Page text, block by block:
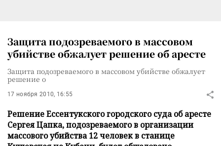
Защита подозреваемого в массовом
убийстве обжалует решение об аресте
Защита подозреваемого в массовом убийстве обжалует
решение о
17 ноября 2010, 16:55
Решение Ессентукского городского суда об аресте
Сергея Цапка, подозреваемого в организации
массового убийства 12 человек в станице